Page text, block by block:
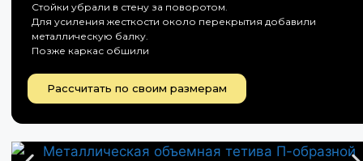
Стойки убрали в стену за поворотом.
Для усиления жесткости около перекрытия добавили
металлическую балку.
Позже каркас обшили
Рассчитать по своим размерам